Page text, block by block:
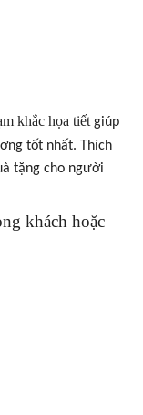
khắc họa tiếtgiúp
tốt nhất. Thích
tặng cho người
khách hoặc